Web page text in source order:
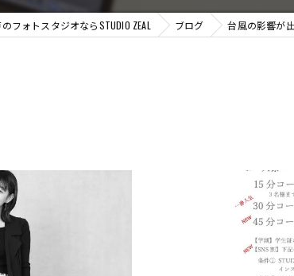
フォトスタジオならSTUDIO ZEAL ブログ 台風の影響が